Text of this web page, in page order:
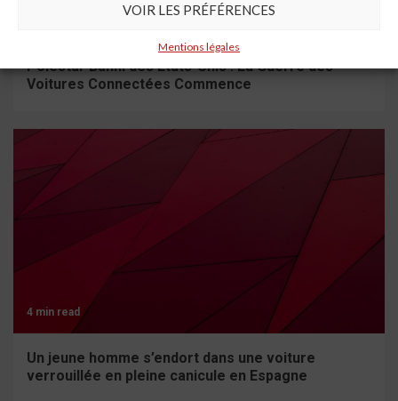
VOIR LES PRÉFÉRENCES
Mentions légales
Polestar Banni des États-Unis : La Guerre des
Voitures Connectées Commence
4 min read
Un jeune homme s’endort dans une voiture
verrouillée en pleine canicule en Espagne